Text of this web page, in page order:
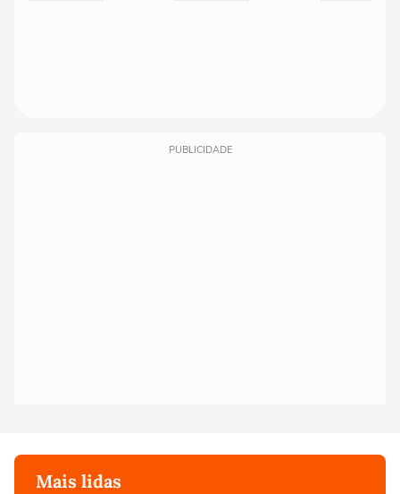
PUBLICIDADE
Mais lidas